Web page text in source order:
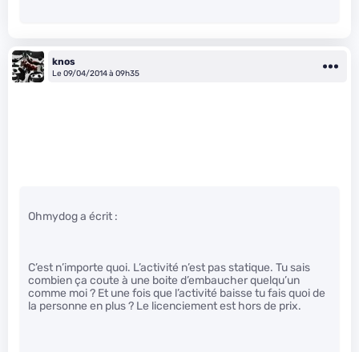
knos
Le 09/04/2014 à 09h35
Ohmydog a écrit :
C’est n’importe quoi. L’activité n’est pas statique. Tu sais
combien ça coute à une boite d’embaucher quelqu’un
comme moi ? Et une fois que l’activité baisse tu fais quoi de
la personne en plus ? Le licenciement est hors de prix.